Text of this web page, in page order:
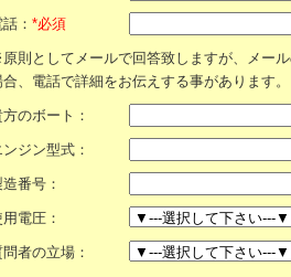
： *必須
則としてメールで回答致しますが、メー
合、電話で詳細をお伝えする事があります。
のボート：
ンジン型式：
番号：
電圧：
者の立場：